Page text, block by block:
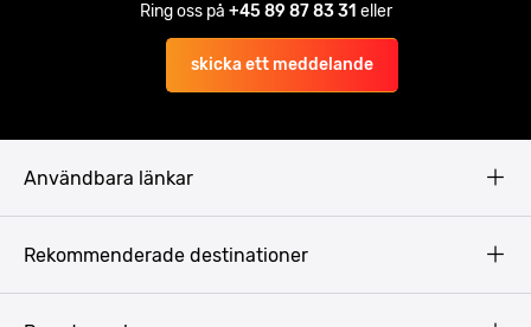
Ring oss på +45 89 87 83 31 eller
skicka ett meddelande
Användbara länkar
Rekommenderade destinationer